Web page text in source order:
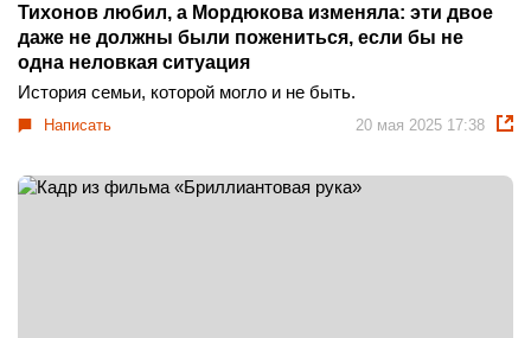
Тихонов любил, а Мордюкова изменяла: эти двое
даже не должны были пожениться, если бы не
одна неловкая ситуация
История семьи, которой могло и не быть.
Написать 20 мая 2025 17:38